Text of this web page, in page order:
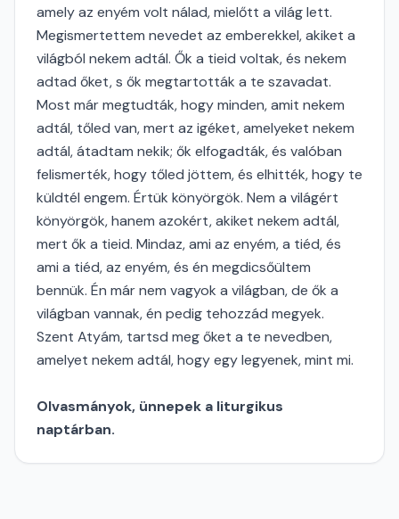
amely az enyém volt nálad, mielőtt a világ lett.
Megismertettem nevedet az emberekkel, akiket a
világból nekem adtál. Ők a tieid voltak, és nekem
adtad őket, s ők megtartották a te szavadat.
Most már megtudták, hogy minden, amit nekem
adtál, tőled van, mert az igéket, amelyeket nekem
adtál, átadtam nekik; ők elfogadták, és valóban
felismerték, hogy tőled jöttem, és elhitték, hogy te
küldtél engem. Értük könyörgök. Nem a világért
könyörgök, hanem azokért, akiket nekem adtál,
mert ők a tieid. Mindaz, ami az enyém, a tiéd, és
ami a tiéd, az enyém, és én megdicsőültem
bennük. Én már nem vagyok a világban, de ők a
világban vannak, én pedig tehozzád megyek.
Szent Atyám, tartsd meg őket a te nevedben,
amelyet nekem adtál, hogy egy legyenek, mint mi.
Olvasmányok, ünnepek a liturgikus
naptárban.